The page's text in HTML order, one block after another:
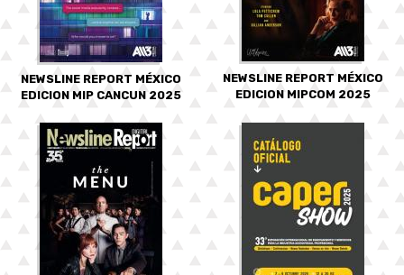
NEWSLINE REPORT MÉXICO
EDICION MIP CANCUN 2025
NEWSLINE REPORT MÉXICO
EDICION MIPCOM 2025